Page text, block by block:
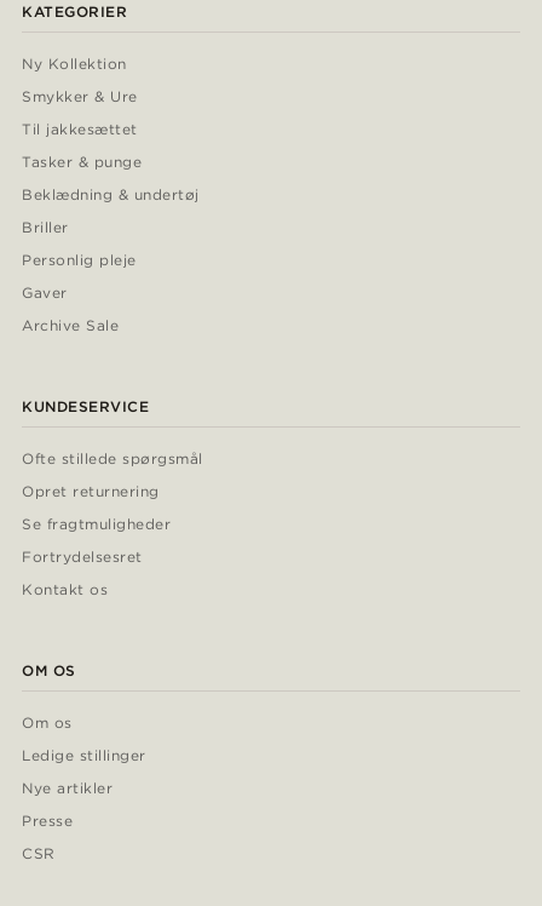
KATEGORIER
Ny Kollektion
Smykker & Ure
Til jakkesættet
Tasker & punge
Beklædning & undertøj
Briller
Personlig pleje
Gaver
Archive Sale
KUNDESERVICE
Ofte stillede spørgsmål
Opret returnering
Se fragtmuligheder
Fortrydelsesret
Kontakt os
OM OS
Om os
Ledige stillinger
Nye artikler
Presse
CSR